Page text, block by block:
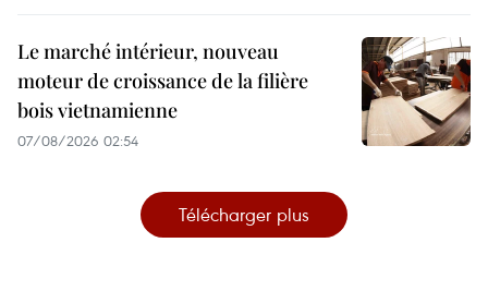
Le marché intérieur, nouveau
moteur de croissance de la filière
bois vietnamienne
07/08/2026 02:54
Télécharger plus